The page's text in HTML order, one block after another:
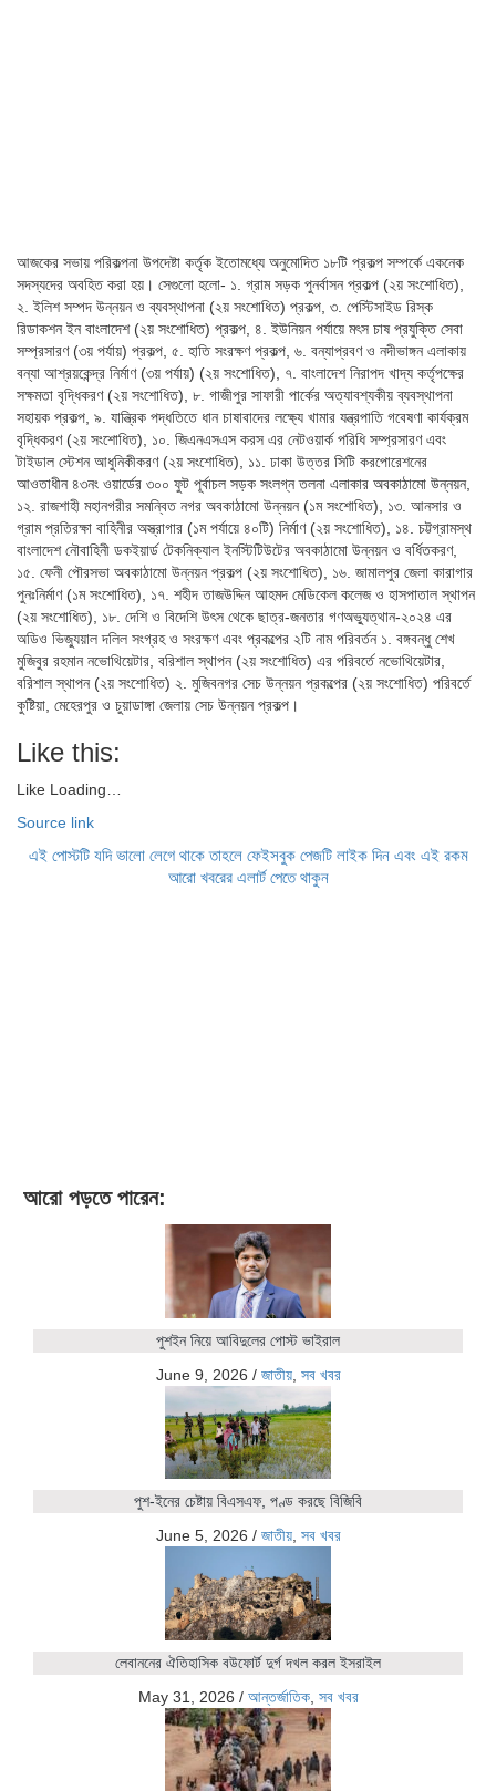
আজকের সভায় পরিকল্পনা উপদেষ্টা কর্তৃক ইতোমধ্যে অনুমোদিত ১৮টি প্রকল্প সম্পর্কে একনেক
সদস্যদের অবহিত করা হয়। সেগুলো হলো- ১. গ্রাম সড়ক পুনর্বাসন প্রকল্প (২য় সংশোধিত),
২. ইলিশ সম্পদ উন্নয়ন ও ব্যবস্থাপনা (২য় সংশোধিত) প্রকল্প, ৩. পেস্টিসাইড রিস্ক
রিডাকশন ইন বাংলাদেশ (২য় সংশোধিত) প্রকল্প, ৪. ইউনিয়ন পর্যায়ে মৎস চাষ প্রযুক্তি সেবা
সম্প্রসারণ (৩য় পর্যায়) প্রকল্প, ৫. হাতি সংরক্ষণ প্রকল্প, ৬. বন্যাপ্রবণ ও নদীভাঙ্গন এলাকায়
বন্যা আশ্রয়কেন্দ্র নির্মাণ (৩য় পর্যায়) (২য় সংশোধিত), ৭. বাংলাদেশ নিরাপদ খাদ্য কর্তৃপক্ষের
সক্ষমতা বৃদ্ধিকরণ (২য় সংশোধিত), ৮. গাজীপুর সাফারী পার্কের অত্যাবশ্যকীয় ব্যবস্থাপনা
সহায়ক প্রকল্প, ৯. যান্ত্রিক পদ্ধতিতে ধান চাষাবাদের লক্ষ্যে খামার যন্ত্রপাতি গবেষণা কার্যক্রম
বৃদ্ধিকরণ (২য় সংশোধিত), ১০. জিএনএসএস করস এর নেটওয়ার্ক পরিধি সম্প্রসারণ এবং
টাইডাল স্টেশন আধুনিকীকরণ (২য় সংশোধিত), ১১. ঢাকা উত্তর সিটি করপোরেশনের
আওতাধীন ৪৩নং ওয়ার্ডের ৩০০ ফুট পূর্বাচল সড়ক সংলগ্ন তলনা এলাকার অবকাঠামো উন্নয়ন,
১২. রাজশাহী মহানগরীর সমন্বিত নগর অবকাঠামো উন্নয়ন (১ম সংশোধিত), ১৩. আনসার ও
গ্রাম প্রতিরক্ষা বাহিনীর অস্ত্রাগার (১ম পর্যায়ে ৪০টি) নির্মাণ (২য় সংশোধিত), ১৪. চট্টগ্রামস্থ
বাংলাদেশ নৌবাহিনী ডকইয়ার্ড টেকনিক্যাল ইনস্টিটিউটের অবকাঠামো উন্নয়ন ও বর্ধিতকরণ,
১৫. ফেনী পৌরসভা অবকাঠামো উন্নয়ন প্রকল্প (২য় সংশোধিত), ১৬. জামালপুর জেলা কারাগার
পুনঃনির্মাণ (১ম সংশোধিত), ১৭. শহীদ তাজউদ্দিন আহমদ মেডিকেল কলেজ ও হাসপাতাল স্থাপন
(২য় সংশোধিত), ১৮. দেশি ও বিদেশি উৎস থেকে ছাত্র-জনতার গণঅভ্যুত্থান-২০২৪ এর
অডিও ভিজ্যুয়াল দলিল সংগ্রহ ও সংরক্ষণ এবং প্রকল্পের ২টি নাম পরিবর্তন ১. বঙ্গবন্ধু শেখ
মুজিবুর রহমান নভোথিয়েটার, বরিশাল স্থাপন (২য় সংশোধিত) এর পরিবর্তে নভোথিয়েটার,
বরিশাল স্থাপন (২য় সংশোধিত) ২. মুজিবনগর সেচ উন্নয়ন প্রকল্পের (২য় সংশোধিত) পরিবর্তে
কুষ্টিয়া, মেহেরপুর ও চুয়াডাঙ্গা জেলায় সেচ উন্নয়ন প্রকল্প।
Like this:
Like Loading…
Source link
এই পোস্টটি যদি ভালো লেগে থাকে তাহলে ফেইসবুক পেজটি লাইক দিন এবং এই রকম
আরো খবরের এলার্ট পেতে থাকুন
আরো পড়তে পারেন:
পুশইন নিয়ে আবিদুলের পোস্ট ভাইরাল
June 9, 2026 / জাতীয়, সব খবর
পুশ-ইনের চেষ্টায় বিএসএফ, পণ্ড করছে বিজিবি
June 5, 2026 / জাতীয়, সব খবর
লেবাননের ঐতিহাসিক বউফোর্ট দুর্গ দখল করল ইসরাইল
May 31, 2026 / আন্তর্জাতিক, সব খবর